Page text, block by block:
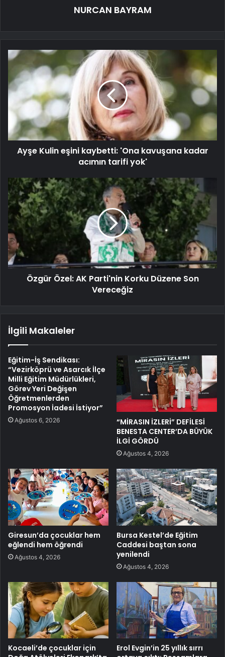
NURCAN BAYRAM
Ayşe Kulin eşini kaybetti: 'Ona kavuşana kadar
acımın tarifi yok'
Özgür Özel: AK Parti'nin Korku Düzene Son
Vereceğiz
İlgili Makaleler
Eğitim-İş Sendikası:
“Vezirköprü ve Asarcık İlçe
Milli Eğitim Müdürlükleri,
Görev Yeri Değişen
Öğretmenlerden
Promosyon İadesi İstiyor”
Ağustos 6, 2026
“MİRASIN İZLERİ” DEFİLESİ
BENESTA CENTER’DA BÜYÜK
İLGİ GÖRDÜ
Ağustos 4, 2026
Giresun’da çocuklar hem
eğlendi hem öğrendi
Ağustos 4, 2026
Bursa Kestel’de Eğitim
Caddesi baştan sona
yenilendi
Ağustos 4, 2026
Kocaeli’de çocuklar için
Erol Evgin’in 25 yıllık sırrı